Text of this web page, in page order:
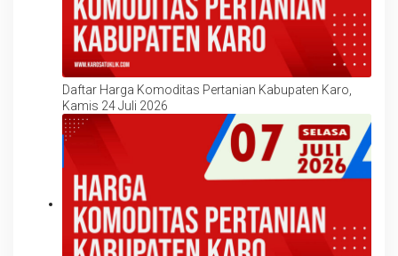
Daftar Harga Komoditas Pertanian Kabupaten Karo,
Kamis 24 Juli 2026